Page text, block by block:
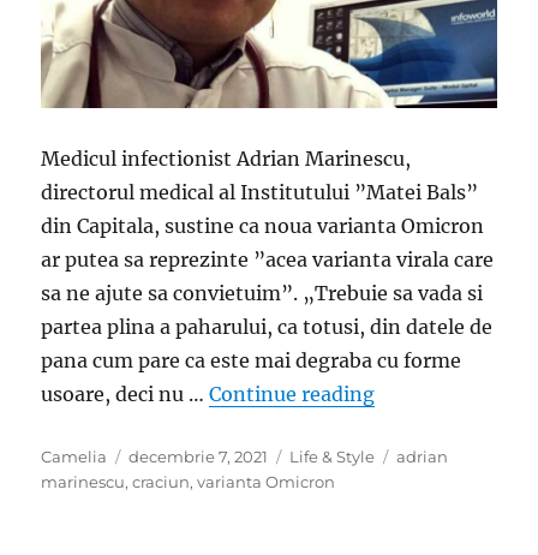
Medicul infectionist Adrian Marinescu,
directorul medical al Institutului ”Matei Bals”
din Capitala, sustine ca noua varianta Omicron
ar putea sa reprezinte ”acea varianta virala care
sa ne ajute sa convietuim”. „Trebuie sa vada si
partea plina a paharului, ca totusi, din datele de
pana cum pare ca este mai degraba cu forme
usoare, deci nu …Continue reading„Medicul Adrian
Author
Camelia
Posted
on
decembrie 7, 2021 Categories
Life & Style Tags
adrian
marinescu,craciun,varianta Omicron